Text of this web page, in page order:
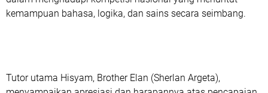
kemampuan bahasa, logika, dan sains secara seimbang.
Tutor utama Hisyam, Brother Elan (Sherlan Argeta),